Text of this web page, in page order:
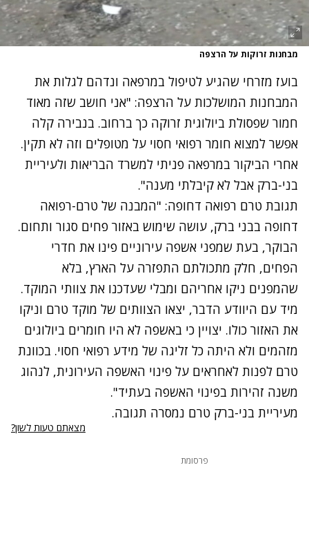
מבחנות זרוקות על הרצפה
בועז מזרחי שהגיע לטיפול במרפאה ונדהם לגלות את
המבחנות המושלכות על הרצפה: "אני חושב שזה מאוד
חמור שפסולת ביולוגית זרוקה כך ברחוב. בנבירה קלה
אפשר למצוא חומר רפואי חסוי על מטופלים וזה לא תקין.
אחרי הביקור במרפאה פניתי למשרד הבריאות ולעיריית
בני-ברק אבל לא קיבלתי מענה".
תגובת טרם רפואה דחופה: "המבנה של טרם-רפואה
דחופה בבני ברק, עושה שימוש באזור פחים סגור ותחום.
הבוקר, בעת שמפני אשפה עירוניים פינו את חדרי
הפחים, חלק מתכולתם התפזרה על הארץ, בלא
שהמפנים ניקו אחריהם ומבלי שעדכנו את צוותי המוקד.
מיד עם היוודע הדבר, יצאו הצוותים של מוקד טרם וניקו
את האזור כולו. יצויין כי באשפה לא היו חומרים ביולוגים
מזהמים ולא היתה כל זליגה של מידע רפואי חסוי. בכוונת
טרם לפנות לאחראים על פינוי האשפה העירונית, לנהוג
משנה זהירות בפינוי האשפה בעתיד".
מעיריית בני-ברק טרם נמסרה תגובה.
מצאתם טעות לשון?
פרסומת